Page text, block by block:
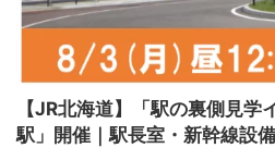
【JR北海道】「駅の裏側見
駅」開催｜駅長室・新幹線設